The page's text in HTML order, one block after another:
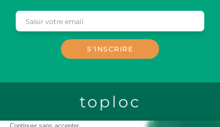
EmailSaisir votre email
S'INSCRIRE
toploc